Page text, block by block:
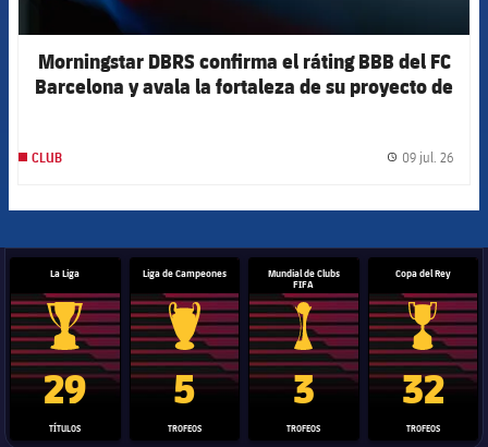
Morningstar DBRS confirma el ráting BBB del FC
Barcelona y avala la fortaleza de su proyecto de
CLUB 09 jul. 26
La Liga
Trofeo de La Liga
29
TÍTULOS
Liga de Campeones
Trofeo de la Liga de Campeones
5
TROFEOS
Mundial de Clubs
FIFA
Trofeo del Mundial de
3
TROFEOS
Copa del Rey
Copa del
32
TROFEOS